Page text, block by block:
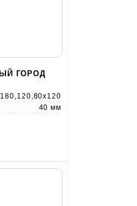
ГОРОД
180,120,80x120
40 мм